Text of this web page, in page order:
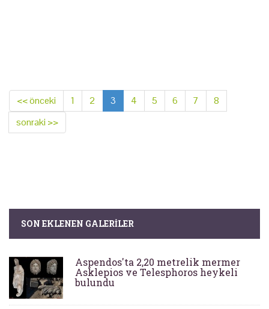
<< önceki 1 2 3 4 5 6 7
8
sonraki >>
SON EKLENEN GALERILER
Aspendos'ta 2,20 metrelik mermer
Asklepios ve Telesphoros heykeli
bulundu